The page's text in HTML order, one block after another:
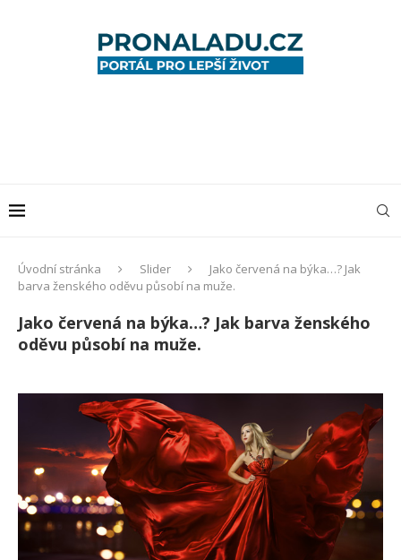
Úvodní stránka Slider
Jako červená na býka…? Jak
barva ženského oděvu působí na muže.
Jako červená na býka…? Jak barva ženského
oděvu působí na muže.